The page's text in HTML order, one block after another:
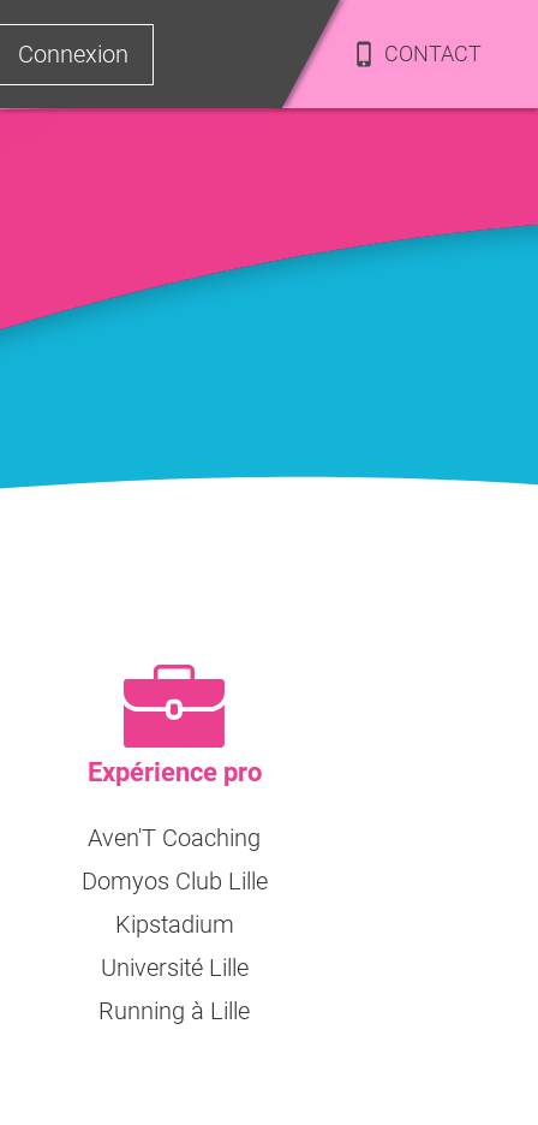
Connexion CONTACT
Expérience pro
Aven'T Coaching
Domyos Club Lille
Kipstadium
Université Lille
Running à Lille